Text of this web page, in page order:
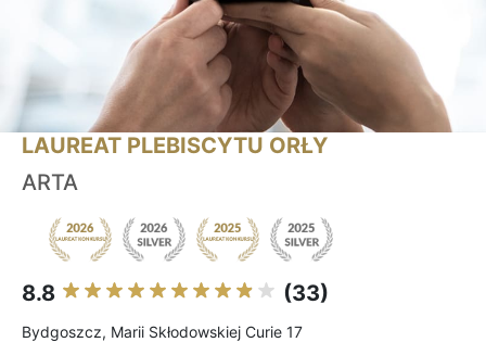
LAUREAT PLEBISCYTU ORŁY
ARTA
8.8 (33)
Bydgoszcz, Marii Skłodowskiej Curie 17